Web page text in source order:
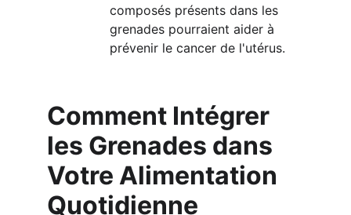
composés présents dans les
grenades pourraient aider à
prévenir le cancer de l'utérus.
Comment Intégrer
les Grenades dans
Votre Alimentation
Quotidienne